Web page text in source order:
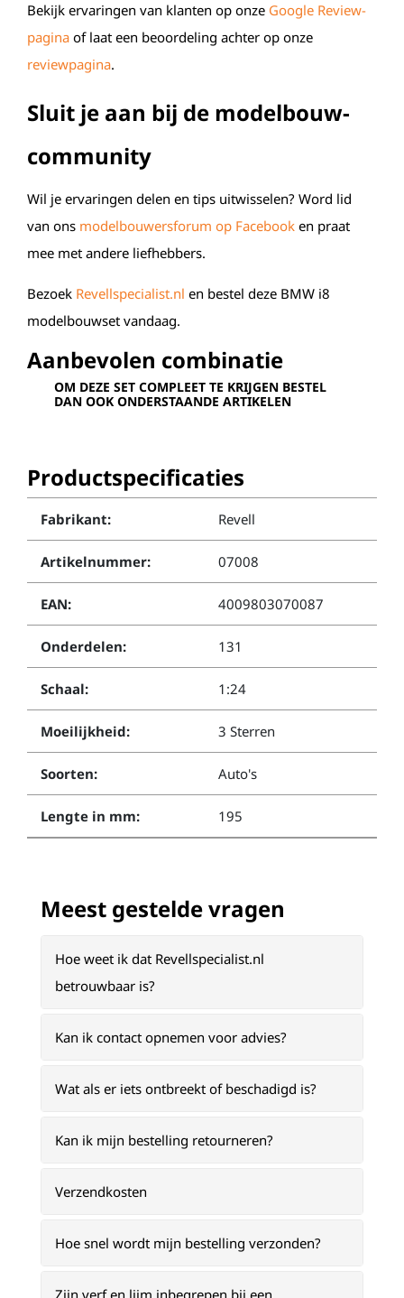
Bekijk ervaringen van klanten op onze Google Review-
pagina of laat een beoordeling achter op onze
reviewpagina.
Sluit je aan bij de modelbouw-
community
Wil je ervaringen delen en tips uitwisselen? Word lid
van ons modelbouwersforum op Facebook en praat
mee met andere liefhebbers.
Bezoek Revellspecialist.nl en bestel deze BMW i8
modelbouwset vandaag.
Aanbevolen combinatie
OM DEZE SET COMPLEET TE KRIJGEN BESTEL
DAN OOK ONDERSTAANDE ARTIKELEN
Productspecificaties
Fabrikant: Revell
Artikelnummer: 07008
EAN: 4009803070087
Onderdelen: 131
Schaal: 1:24
Moeilijkheid: 3 Sterren
Soorten: Auto's
Lengte in mm: 195
Meest gestelde vragen
Hoe weet ik dat Revellspecialist.nl
betrouwbaar is?
Kan ik contact opnemen voor advies?
Wat als er iets ontbreekt of beschadigd is?
Kan ik mijn bestelling retourneren?
Verzendkosten
Hoe snel wordt mijn bestelling verzonden?
Zijn verf en lijm inbegrepen bij een